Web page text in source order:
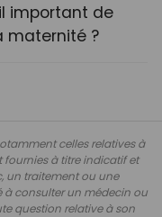
important de
maternité ?
celles relatives à
à titre indicatif et
un traitement ou une
à consulter un médecin ou
question relative à son